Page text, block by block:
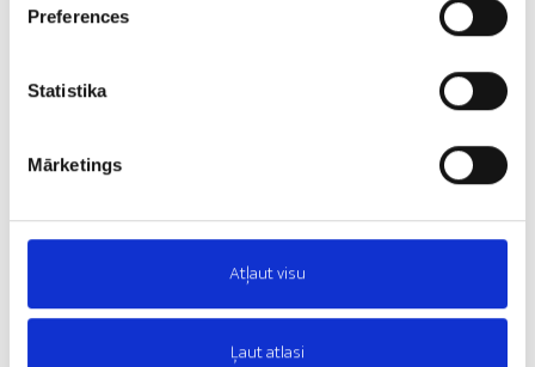
Preferences
Statistika
Mārketings
Atļaut visu
Ļaut atlasi
Projekta mērķis ir modernizēt putupolistirola plākšņu
pakošanas procesu, uzstādot trīs jaunas, automatizētas
kapacitāti, samazināt manuālā darba apjomu un uzlabot
Kopumā uzņēmums uzlabos ražošanas ilgtspēju un
Projekta attiecināmās izmaksas: 594 348.11 EUR